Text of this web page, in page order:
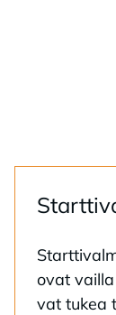
ovat
vat tu­kea